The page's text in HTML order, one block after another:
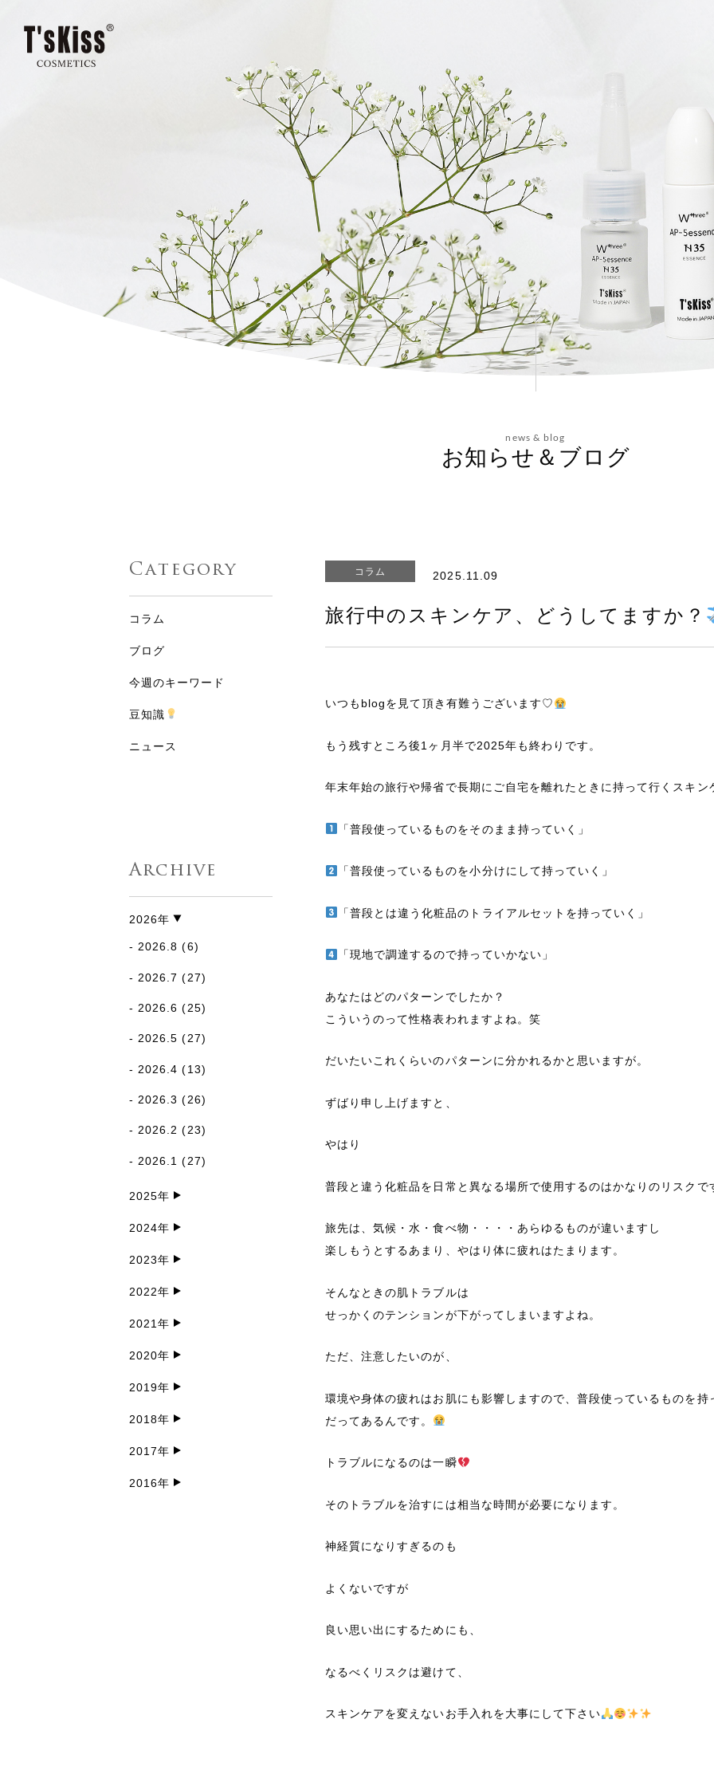
news & blog
お知らせ＆ブログ
コラム 2025.11.09
旅行中のスキンケア、どうしてますか？
いつもblogを見て頂き有難うございます♡
もう残すところ後1ヶ月半で2025年も終わりです。
年末年始の旅行や帰省で長期にご自宅を離れたときに持って行くスキン
「普段使っているものをそのまま持っていく」
「普段使っているものを小分けにして持っていく」
「普段とは違う化粧品のトライアルセットを持っていく」
「現地で調達するので持っていかない」
あなたはどのパターンでしたか？
こういうのって性格表われますよね。笑
だいたいこれくらいのパターンに分かれるかと思いますが。
ずばり申し上げますと、
やはり
普段と違う化粧品を日常と異なる場所で使用するのはかなりのリスクで
旅先は、気候・水・食べ物・・・・あらゆるものが違いますし
楽しもうとするあまり、やはり体に疲れはたまります。
そんなときの肌トラブルは
せっかくのテンションが下がってしまいますよね。
ただ、注意したいのが、
環境や身体の疲れはお肌にも影響しますので、普段使っているものを
だってあるんです。
トラブルになるのは一瞬
そのトラブルを治すには相当な時間が必要になります。
神経質になりすぎるのも
よくないですが
良い思い出にするためにも、
なるべくリスクは避けて、
スキンケアを変えないお手入れを大事にして下さい
Category
コラム
ブログ
今週のキーワード
豆知識
ニュース
Archive
2026年
2026.8 (6)
2026.7 (27)
2026.6 (25)
2026.5 (27)
2026.4 (13)
2026.3 (26)
2026.2 (23)
2026.1 (27)
2025年
2024年
2023年
2022年
2021年
2020年
2019年
2018年
2017年
2016年